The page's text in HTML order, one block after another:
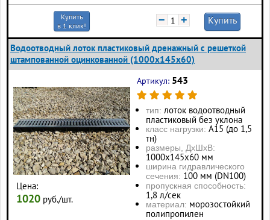
Купить
в 1 клик!
− + Купить
Водоотводный лоток пластиковый дренажный с решеткой
штампованной оцинкованной (1000x145x60)
Цена:
1020 руб./шт.
Артикул: 543
тип: лоток водоотводный
пластиковый без уклона
класс нагрузки: А15 (до 1,5
тн)
размеры, ДхШхВ:
1000х145х60 мм
ширина гидравлического
сечения: 100 мм (DN100)
пропускная способность:
1,8 л/сек
материал: морозостойкий
полипропилен